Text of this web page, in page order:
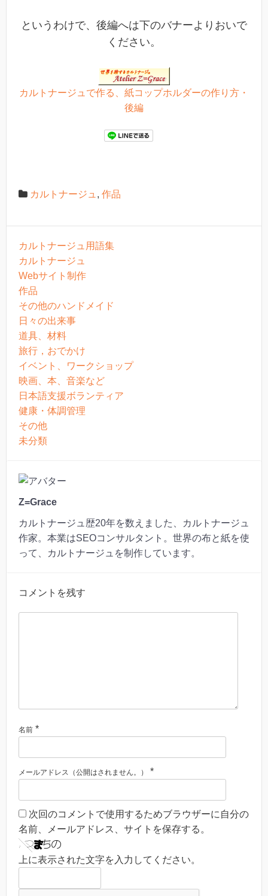
というわけで、後編へは下のバナーよりおいで
ください。
カルトナージュで作る、紙コップホルダーの作り方・
後編
カルトナージュ , 作品
カルトナージュ用語集
カルトナージュ
Webサイト制作
作品
その他のハンドメイド
日々の出来事
道具、材料
旅行，おでかけ
イベント、ワークショップ
映画、本、音楽など
日本語支援ボランティア
健康・体調管理
その他
未分類
Z=Grace
カルトナージュ歴20年を数えました、カルトナージュ
作家。本業はSEOコンサルタント。世界の布と紙を使
って、カルトナージュを制作しています。
コメントを残す
名前 *
メールアドレス（公開はされません。） *
次回のコメントで使用するためブラウザーに自分の
名前、メールアドレス、サイトを保存する。
上に表示された文字を入力してください。